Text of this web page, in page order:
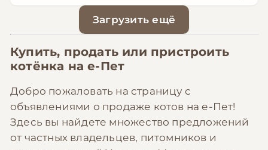
Загрузить ещё
Купить, продать или пристроить
котёнка нае-Пет
Добро пожаловать на страницу с
объявлениями о продаже котов на е-Пет!
Здесь вы найдете множество предложений
от частных владельцев, питомников и